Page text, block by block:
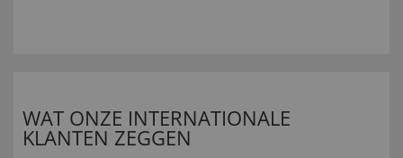
WAT ONZE INTERNATIONALE
KLANTEN ZEGGEN